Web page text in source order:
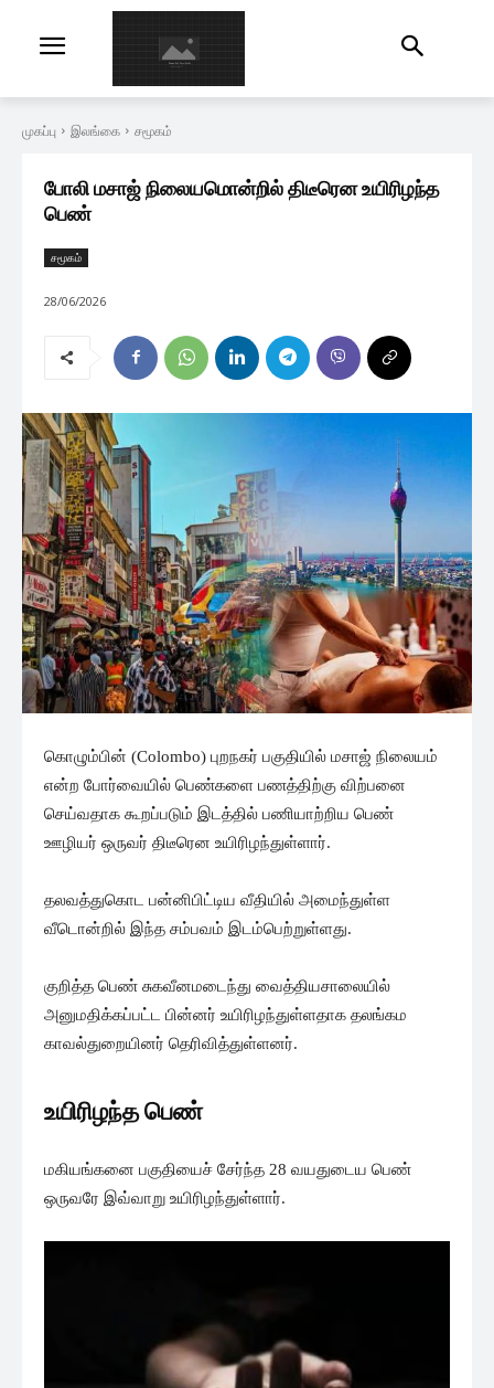
முகப்பு இலங்கை சமூகம்
போலி மசாஜ் நிலையமொன்றில் திடீரென உயிரிழந்த
பெண்
சமூகம்
28/06/2026
கொழும்பின் (Colombo) புறநகர் பகுதியில் மசாஜ் நிலையம்
என்ற போர்வையில் பெண்களை பணத்திற்கு விற்பனை
செய்வதாக கூறப்படும் இடத்தில் பணியாற்றிய பெண்
ஊழியர் ஒருவர் திடீரென உயிரிழந்துள்ளார்.
தலவத்துகொட பன்னிபிட்டிய வீதியில் அமைந்துள்ள
வீடொன்றில் இந்த சம்பவம் இடம்பெற்றுள்ளது.
குறித்த பெண் சுகவீனமடைந்து வைத்தியசாலையில்
அனுமதிக்கப்பட்ட பின்னர் உயிரிழந்துள்ளதாக தலங்கம
காவல்துறையினர் தெரிவித்துள்ளனர்.
உயிரிழந்த பெண்
மகியங்கனை பகுதியைச் சேர்ந்த 28 வயதுடைய பெண்
ஒருவரே இவ்வாறு உயிரிழந்துள்ளார்.